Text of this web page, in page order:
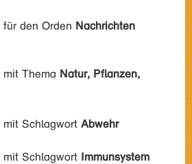
den Orden Nachrichten
Thema Natur, Pflanzen,
mit Schlagwort Abwehr
mit Schlagwort Immunsystem